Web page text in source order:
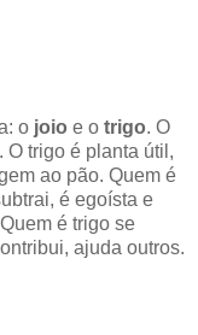
o joio e o trigo. O
O trigo é planta útil,
ao pão. Quem é
é egoísta e
é trigo se
ajuda outros.